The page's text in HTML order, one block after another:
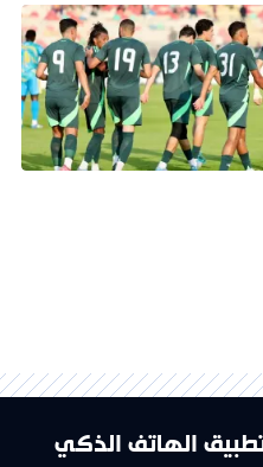
الهاتف الذكي